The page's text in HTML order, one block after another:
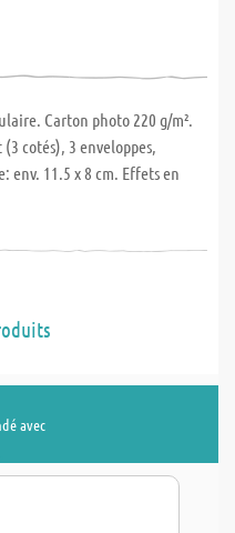
Carton photo 220 g/m².
cotés), 3 enveloppes,
env. 11.5 x 8 cm. Effets en
avec